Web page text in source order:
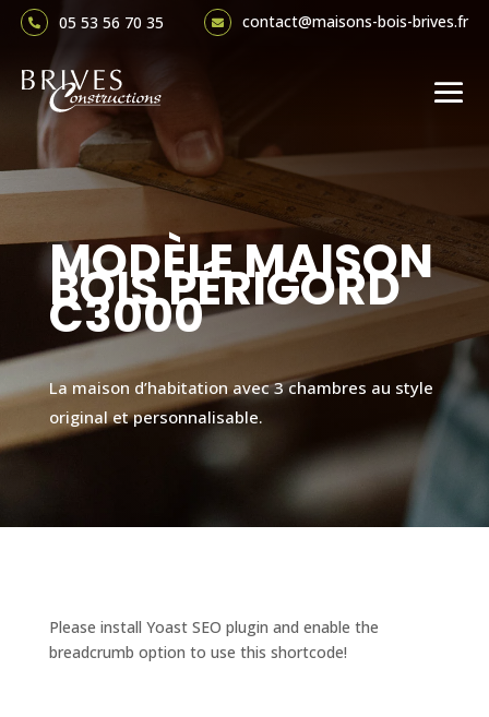
 05 53 56 70 35  contact@maisons-bois-brives.fr
MODÈLE MAISON
BOIS PÉRIGORD
C3000
La maison d’habitation avec 3 chambres au style
original et personnalisable.
Please install Yoast SEO plugin and enable the
breadcrumb option to use this shortcode!